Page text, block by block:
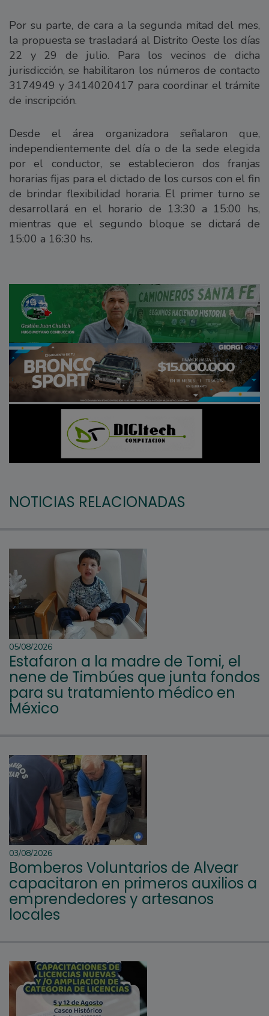
Por su parte, de cara a la segunda mitad del mes,
la propuesta se trasladará al Distrito Oeste los días
22 y 29 de julio. Para los vecinos de dicha
jurisdicción, se habilitaron los números de contacto
3174949 y 3414020417 para coordinar el trámite
de inscripción.
Desde el área organizadora señalaron que,
independientemente del día o de la sede elegida
por el conductor, se establecieron dos franjas
horarias fijas para el dictado de los cursos con el fin
de brindar flexibilidad horaria. El primer turno se
desarrollará en el horario de 13:30 a 15:00 hs,
mientras que el segundo bloque se dictará de
15:00 a 16:30 hs.
NOTICIAS RELACIONADAS
05/08/2026
Estafaron a la madre de Tomi, el
nene de Timbúes que junta fondos
para su tratamiento médico en
México
03/08/2026
Bomberos Voluntarios de Alvear
capacitaron en primeros auxilios a
emprendedores y artesanos
locales